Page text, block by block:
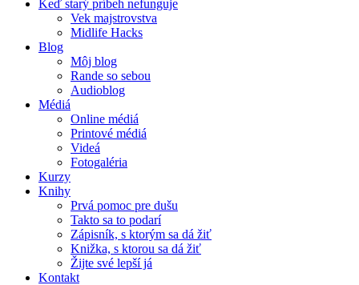
Keď starý príbeh nefunguje
Vek majstrovstva
Midlife Hacks
Blog
Môj blog
Rande so sebou
Audioblog
Médiá
Online médiá
Printové médiá
Videá
Fotogaléria
Kurzy
Knihy
Prvá pomoc pre dušu
Takto sa to podarí
Zápisník, s ktorým sa dá žiť
Knižka, s ktorou sa dá žiť
Žijte své lepší já
Kontakt